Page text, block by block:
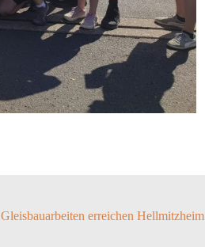
Gleisbauarbeiten erreichen Hellmitzheim